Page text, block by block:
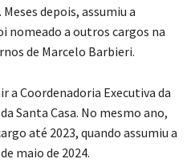
depois, assumiu a
nomeado a outros cargos na
de Marcelo Barbieri.
a Coordenadoria Executiva da
Santa Casa. No mesmo ano,
até 2023, quando assumiu a
maio de 2024.